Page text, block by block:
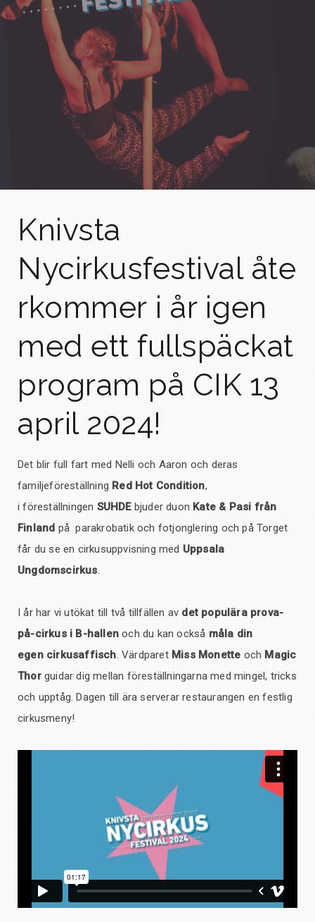
Knivsta
Nycirkusfestival åte
rkommer i år igen
med ett fullspäckat
program på CIK 13
april 2024!
Det blir full fart med Nelli och Aaron och deras
familjeföreställning Red Hot Condition,
i föreställningen SUHDEbjuder duon Kate & Pasi från
Finland på parakrobatik och fotjonglering och på Torget
får du se en cirkusuppvisning med Uppsala
Ungdomscirkus.
I år har vi utökat till två tillfällen av det populära prova-
på-cirkus i B-hallen och du kan också måla din
egen cirkusaffisch. Värdparet Miss Monette och Magic
Thor guidar dig mellan föreställningarna med mingel, tricks
och upptåg. Dagen till ära serverar restaurangen en festlig
cirkusmeny!